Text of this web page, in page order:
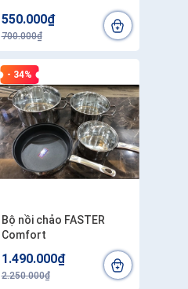
550.000₫
700.000₫
- 34%
Bộ nồi chảo FASTER
Comfort
1.490.000₫
2.250.000₫